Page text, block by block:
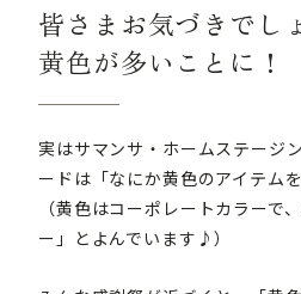
皆さまお気づきでし
黄色が多いことに！
実はサマンサ・ホームステージ
ードは「なにか黄色のアイテム
（黄色はコーポレートカラーで
ー」とよんでいます♪）